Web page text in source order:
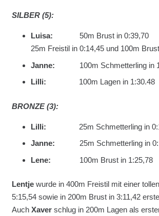
SILBER (5):
Luisa: 50m Brust in 0:39,70
25m Freistil in 0:14,45 und 100m
Janne: 100m Schmetterling in
Lilli: 100m Lagen in 1:30.48
BRONZE (3):
Lilli: 25m Schmetterling in
Janne: 25m Schmetterling in
Lene: 100m Brust in 1:25,78
Lentjewurde in 400m Freistil mit einer
5:15,54 sowie in 200m Brust in 3:11,42
Auch Xaverschlug in 200m Lagen als